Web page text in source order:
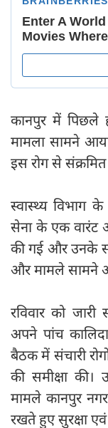
कानपुर में पिछले
मामला सामने
इस रोग से संक्रमित
स्वास्थ्य विभाग
सेना के एक वारंट
की गई और उनके
और मामले सामने
रविवार को
अपने पांच
बैठक में संचारी
की समीक्षा
मामले कानपुर
रखते हुए सुरक्षा